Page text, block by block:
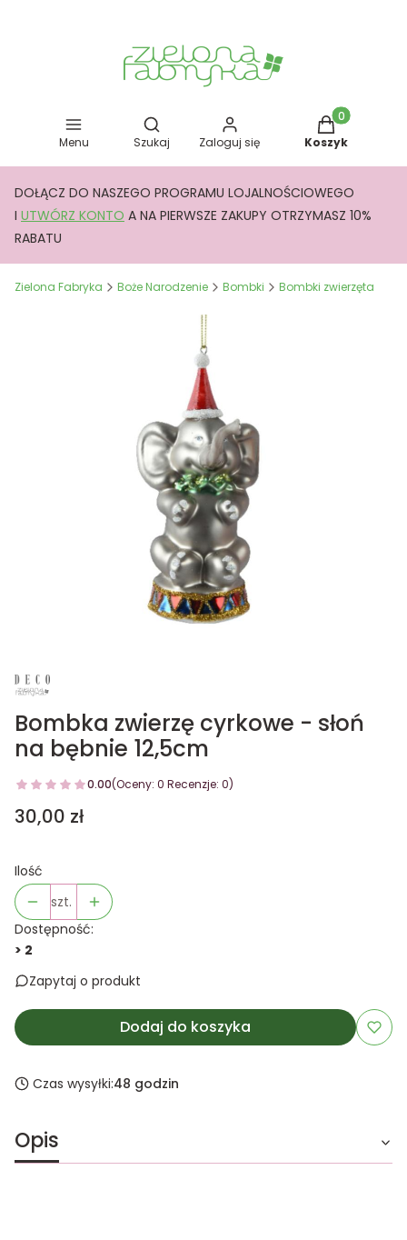
Menu
Otwórz wyszukiwarkę
Szukaj Zaloguj się
Produkty w
Koszyk
DOŁĄCZ DO NASZEGO PROGRAMU LOJALNOŚCIOWEGO
I UTWÓRZ KONTO A NA PIERWSZE ZAKUPY OTRZYMASZ 10%
RABATU
Zielona Fabryka Boże Narodzenie Bombki Bombki zwierzęta
Bombka zwierzę cyrkowe - słoń
na bębnie 12,5cm
0.00(Oceny: 0 Recenzje: 0)
Cena
30,00 zł
Ilość
szt.
Dostępność:
> 2
Zapytaj o produkt
Dodaj do koszyka
Czas wysyłki:48 godzin
Opis